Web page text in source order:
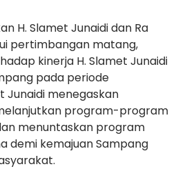
H. Slamet Junaidi dan Ra
pertimbangan matang,
kinerja H. Slamet Junaidi
pada periode
Junaidi menegaskan
program-program
menuntaskan program
demi kemajuan Sampang